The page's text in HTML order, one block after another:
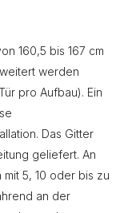
160,5 bis 167 cm
werden
pro Aufbau). Ein
Das Gitter
geliefert. An
5, 10 oder bis zu
an der